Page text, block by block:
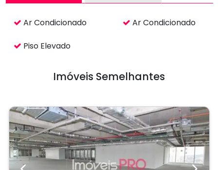
Ar Condicionado Ar Condicionado
Piso Elevado
Imóveis Semelhantes